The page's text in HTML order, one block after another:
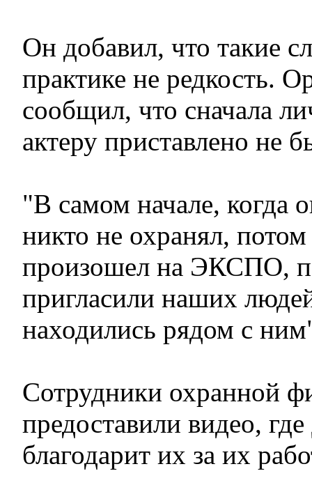
Он добавил, что такие
практике не редкость.
сообщил, что сначала
актеру приставлено не
"В самом начале, когда
никто не охранял,
произошел на ЭКСПО,
пригласили наших
находились рядом с
Сотрудники охранной
предоставили видео,
благодарит их за их